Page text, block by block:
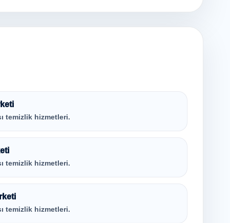
temizlik hizmetleri.
temizlik hizmetleri.
temizlik hizmetleri.